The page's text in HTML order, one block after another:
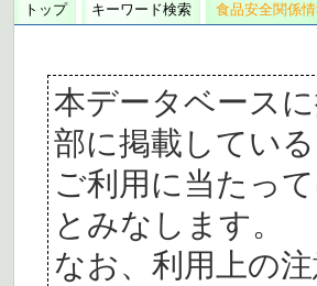
トップ キーワード検索 食品安全関係
本データベース
部に掲載してい
ご利用に当たっ
とみなします。
なお、利用上の